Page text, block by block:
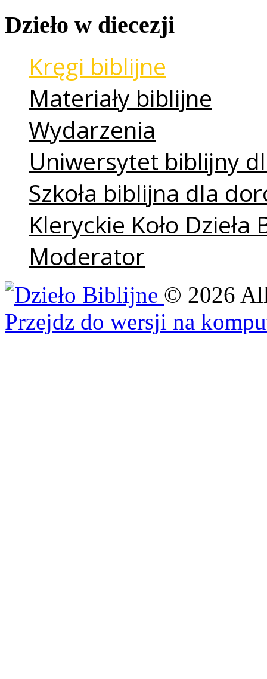
Dzieło w diecezji
Kręgi biblijne
Materiały biblijne
Wydarzenia
Uniwersytet biblijny
Szkoła biblijna dla
Kleryckie Koło
Moderator
© 2026
Przejdz do wersji na